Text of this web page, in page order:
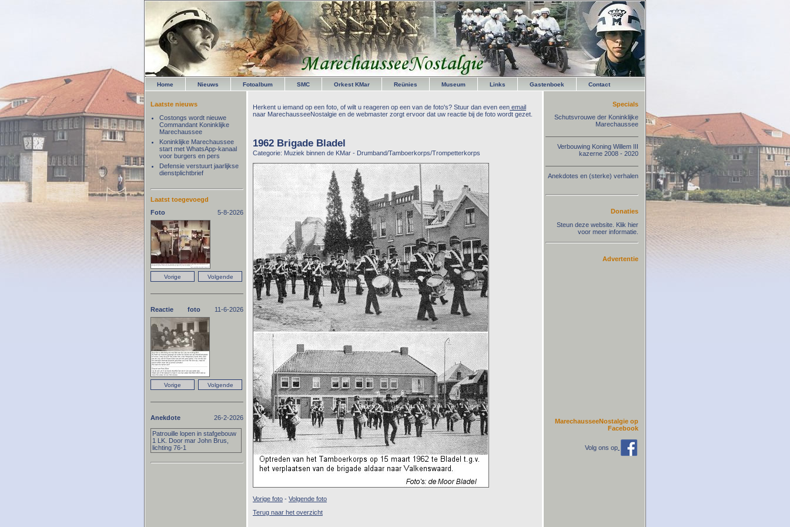
Home Nieuws Fotoalbum SMC Orkest KMar Reünies Museum Links Gastenboek Contact
Herkent u iemand op een foto, of wilt u reageren op een van de foto's? Stuur dan even een email
naar MarechausseeNostalgie en de webmaster zorgt ervoor dat uw reactie bij de foto wordt gezet.
1962 Brigade Bladel
Categorie: Muziek binnen de KMar - Drumband/Tamboerkorps/Trompetterkorps
Vorige foto - Volgende foto
Terug naar het overzicht
Laatste nieuws
Costongs wordt nieuwe
Commandant Koninklijke
Marechaussee
Koninklijke Marechaussee
start met WhatsApp-kanaal
voor burgers en pers
Defensie verstuurt jaarlijkse
dienstplichtbrief
Laatst toegevoegd
Foto
5-8-2026
Reactie foto 11-6-2026
Anekdote 26-2-2026
Patrouille lopen in stafgebouw
1 LK. Door mar John Brus,
lichting 76-1
Specials
Schutsvrouwe der Koninklijke
Marechaussee
Verbouwing Koning Willem III
kazerne 2008 - 2020
Anekdotes en (sterke) verhalen
Donaties
Steun deze website. Klik hier
voor meer informatie.
Advertentie
MarechausseeNostalgie op
Facebook
Volg ons op